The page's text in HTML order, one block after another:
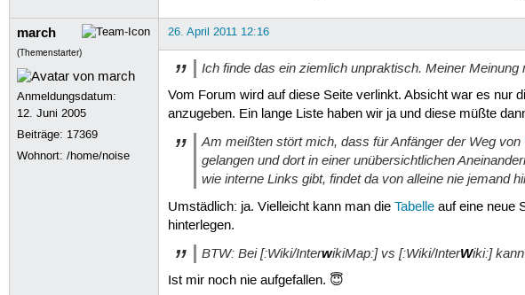
march
(Themenstarter)
Anmeldungsdatum:
12. Juni 2005
Beiträge: 17369
Wohnort: /home/noise
26. April 2011 12:16
Ich finde das ein ziemlich unpraktisch. Meiner Meinung
Vom Forum wird auf diese Seite verlinkt. Absicht war es nur
anzugeben. Ein lange Liste haben wir ja und diese müßte
Am meißten stört mich, dass für Anfänger der Weg von
gelangen und dort in einer unübersichtlichen
wie interne Links gibt, findet da von alleine nie jemand
Umstädlich: ja. Vielleicht kann man die Tabelleauf eine neue
hinterlegen.
BTW: Bei [:Wiki/InterwikiMap:] vs [:Wiki/InterWiki:]
Ist mir noch nie aufgefallen. 😇